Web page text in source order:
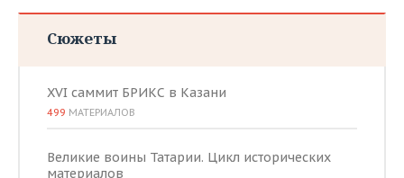
Сюжеты
XVI саммит БРИКС в Казани
499 МАТЕРИАЛОВ
Великие воины Татарии. Цикл исторических
материалов